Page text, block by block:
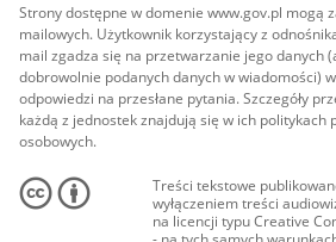
Strony dostępne w domenie www.gov.pl mogą
mailowych. Użytkownik korzystający z
mail zgadza się na przetwarzanie jego danych
dobrowolnie podanych danych w wiadomości)
odpowiedzi na przesłane pytania. Szczegóły
każdą z jednostek znajdują się w ich politykach
osobowych.
Treści tekstowe
wyłączeniem treści
na licencji typu Creative